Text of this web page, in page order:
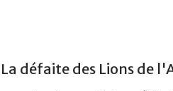
La défaite des Lions de